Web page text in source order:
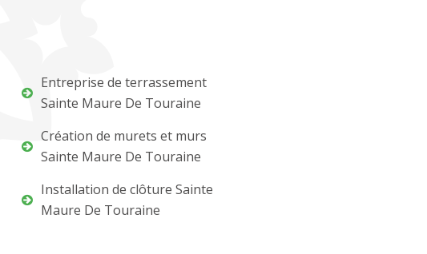
Entreprise de terrassement
Sainte Maure De Touraine
Création de murets et murs
Sainte Maure De Touraine
Installation de clôture Sainte
Maure De Touraine